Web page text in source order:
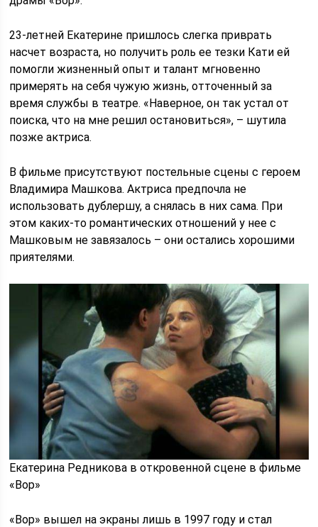
23-летней Екатерине пришлось слегка приврать
насчет возраста, но получить роль ее тезки Кати ей
помогли жизненный опыт и талант мгновенно
примерять на себя чужую жизнь, отточенный за
время службы в театре. «Наверное, он так устал от
поиска, что на мне решил остановиться», – шутила
позже актриса.
В фильме присутствуют постельные сцены с героем
Владимира Машкова. Актриса предпочла не
использовать дублершу, а снялась в них сама. При
этом каких-то романтических отношений у нее с
Машковым не завязалось – они остались хорошими
приятелями.
Екатерина Редникова в откровенной сцене в фильме
«Вор»
«Вор» вышел на экраны лишь в 1997 году и стал